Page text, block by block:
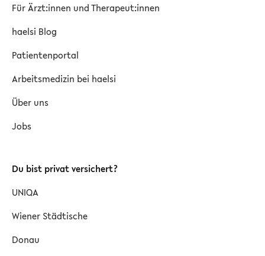
Für Ärzt:innen und Therapeut:innen
haelsi Blog
Patientenportal
Arbeitsmedizin bei haelsi
Über uns
Jobs
Du bist privat versichert?
UNIQA
Wiener Städtische
Donau